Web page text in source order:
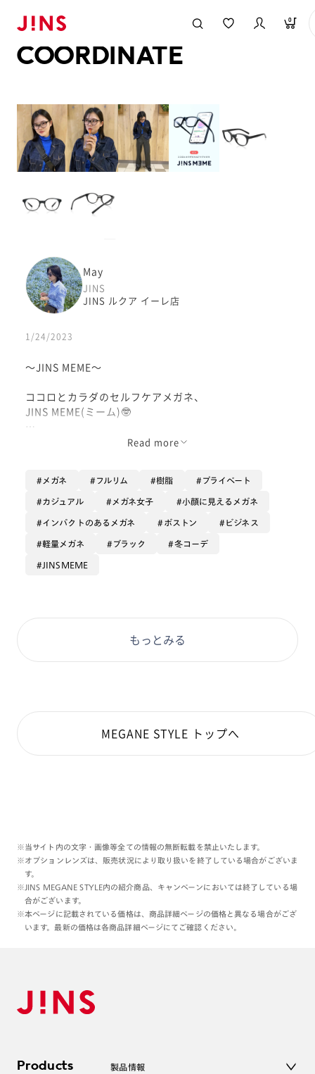
0
COORDINATE
May
JINS
JINS ルクア イーレ店
1/24/2023
〜JINS MEME〜
ココロとカラダのセルフケアメガネ、
JINS MEME(ミーム)🤓
実は鼻当て部分に2つのセンサーが
センサーが取得したさまざまな情報を
スマホで解析してくれます！
あなたのカラダとココロの状態を
このメガネ一つで計測してくれるんです👏🏻
専用ポーチも付いてきます🫶🏻
プライベートシーンやビジネスシーン、
どんな時でも使っていただける万能な1本。
-製品仕様について-
●JINS MEME Core仕様
スリープモード（待機状態）
：約２週間
※1 ジャイロセンサー使用時は約11時
間
質量 約6ｇ
材質 プラスチック、SUS316L（電極部分）
センサー 3点式眼電位センサー/3軸加速度センサー/
使用環境条件 温度：0～40℃/湿度：10～90％RH
（結露なきこと）
もっと詳しく知りたい！という方は
Read more
メガネ フルリム 樹脂 プライベート
カジュアル メガネ女子 小顔に見えるメガネ
インパクトのあるメガネ ボストン ビジネス
軽量メガネ ブラック 冬コーデ
JINSMEME
もっとみる
MEGANE STYLE トップへ
※当サイト内の文字・画像等全ての情報の無断転載を禁止いたします。
※オプションレンズは、販売状況により取り扱いを終了している場合がございま
す。
※JINS MEGANE STYLE内の紹介商品、キャンペーンにおいては終了している場
合がございます。
※本ページに記載されている価格は、商品詳細ページの価格と異なる場合がござ
います。最新の価格は各商品詳細ページにてご確認ください。
Products 製品情報